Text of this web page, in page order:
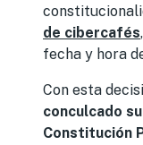
de cibercafés
fecha y hora
Con esta
conculcado
Constitución